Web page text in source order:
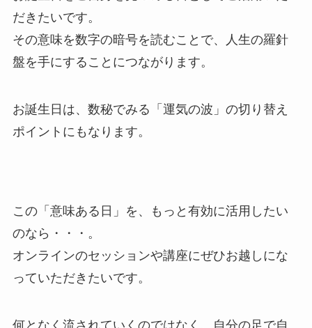
だきたいです。
その意味を数字の暗号を読むことで、人生の羅針
盤を手にすることにつながります。
お誕生日は、数秘でみる「運気の波」の切り替え
ポイントにもなります。
この「意味ある日」を、もっと有効に活用したい
のなら・・・。
オンラインのセッションや講座にぜひお越しにな
っていただきたいです。
何となく流されていくのではなく、自分の足で自